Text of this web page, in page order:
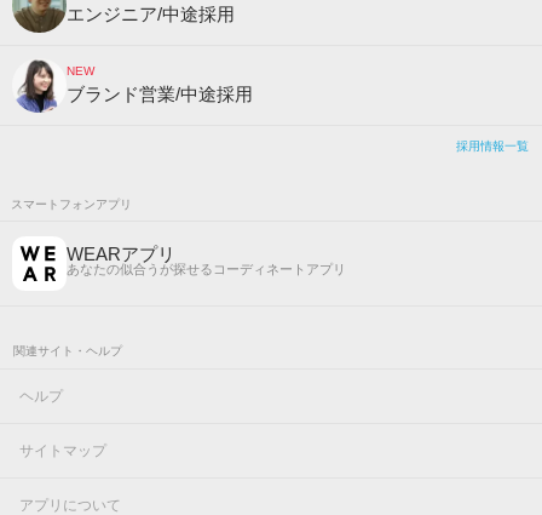
エンジニア/中途採用
NEW
ブランド営業/中途採用
採用情報一覧
スマートフォンアプリ
WEARアプリ
あなたの似合うが探せるコーディネートアプリ
関連サイト・ヘルプ
ヘルプ
サイトマップ
アプリについて